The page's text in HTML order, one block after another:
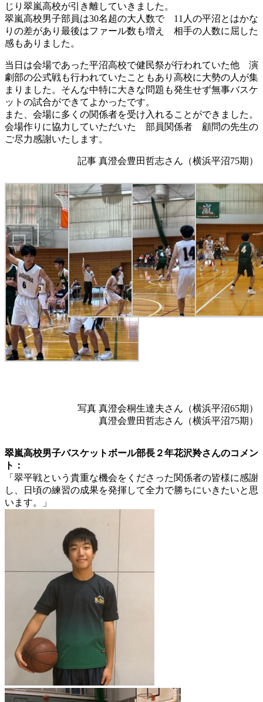
じり翠嵐高校が引き離していきました。
翠嵐高校男子部員は30名超の大人数で 11人の平沼とはかな
りの差があり最後はファール数も増え 相手の人数に屈した
感もありました。
当日は会場であった平沼高校で健民祭が行われていた他 演
劇部の公式戦も行われていたこともあり高校に大勢の人が集
まりました。そんな中特に大きな問題も発生せず無事バスケ
ットの試合ができてよかったです。
また、会場に多くの関係者を受け入れることができました。
会場作りに協力していただいた 部員関係者 顧問の先生の
ご尽力感謝いたします。
記事 真澄会豊田哲志さん（横浜平沼75期）
写真 真澄会桐生達夫さん（横浜平沼65期）
真澄会豊田哲志さん（横浜平沼75期）
翠嵐高校男子バスケットボール部長２年花沢羚さんのコメン
ト：
「翠平戦という貴重な機会をくださった関係者の皆様に感謝
し、日頃の練習の成果を発揮して全力で勝ちにいきたいと思
います。」